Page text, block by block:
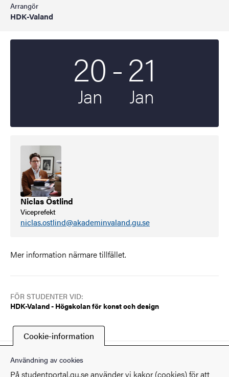
Arrangör
HDK-Valand
20
Jan
Till
-21
Jan
Niclas Östlind
Viceprefekt
niclas.ostlind@akademinvaland.gu.se
Mer information närmare tillfället.
FÖR STUDENTER VID:
HDK-Valand - Högskolan för konst och design
Cookie-information
Användning av cookies
På studentportal.gu.se använder vi kakor (cookies) för att